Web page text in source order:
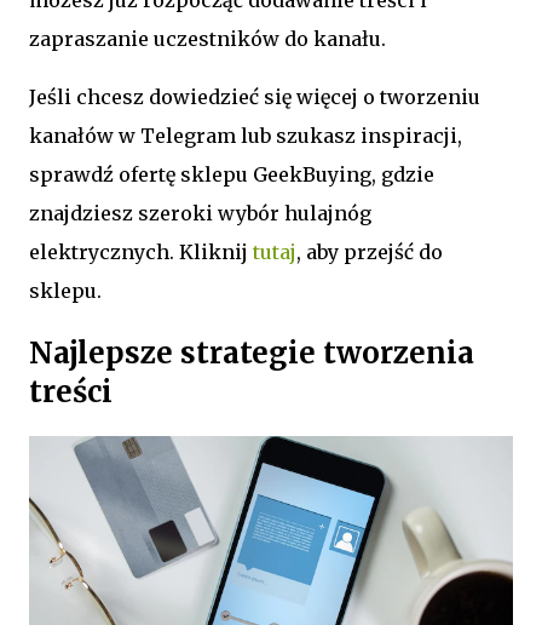
zapraszanie uczestników do kanału.
Jeśli chcesz dowiedzieć się więcej o tworzeniu
kanałów w Telegram lub szukasz inspiracji,
sprawdź ofertę sklepu GeekBuying, gdzie
znajdziesz szeroki wybór hulajnóg
elektrycznych. Kliknijtutaj, aby przejść do
sklepu.
Najlepsze strategie tworzenia
treści